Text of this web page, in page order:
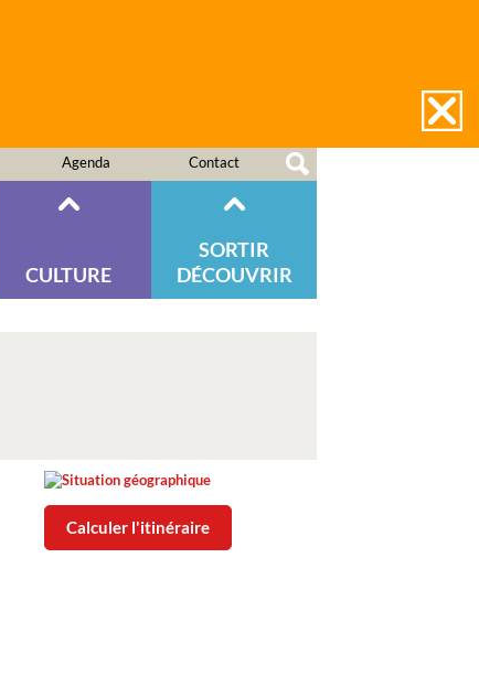
Agenda Contact
CULTURE
SORTIR
DÉCOUVRIR
Calculer l'itinéraire